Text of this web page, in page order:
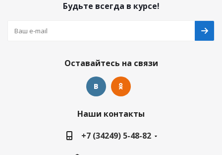
Будьте всегда в курсе!
Оставайтесь на связи
Наши контакты
+7 (34249) 5-48-82